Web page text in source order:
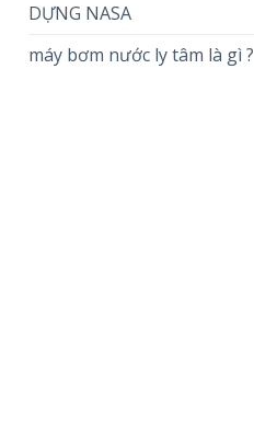
DỰNG NASA
máy bơm nước ly tâm là gì ?